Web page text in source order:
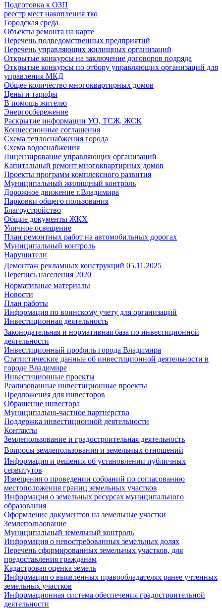
Подготовка к ОЗП
реестр мест накопления тко
Городская среда
Объекты ремонта на карте
Перечень подведомственных предприятий
Перечень управляющих жилищных организаций
Открытые конкурсы на заключение договоров подряда
Открытые конкурсы по отбору управляющих организаций для
управления МКД
Общее количество многоквартирных домов
Цены и тарифы
В помощь жителю
Энергосбережение
Раскрытие информации УО, ТСЖ, ЖСК
Концессионные соглашения
Схема теплоснабжения города
Схема водоснабжения
Лицензирование управляющих организаций
Капитальный ремонт многоквартирных домов
Проекты программ комплексного развития
Муниципальный жилищный контроль
Дорожное движение г.Владимира
Парковки общего пользования
Благоустройство
Общие документы ЖКХ
Уличное освещение
План ремонтных работ на автомобильных дорогах
Муниципальный контроль
Нарушители
Демонтаж рекламных конструкций 05.11.2025
Перепись населения 2020
Нормативные материалы
Новости
План работы
Информация по воинскому учету для организаций
Инвестиционная деятельность
Законодательная и нормативная база по инвестиционной
деятельности
Инвестиционный профиль города Владимира
Статистические данные об инвестиционной деятельности в
городе Владимире
Инвестиционные проекты
Реализованные инвестиционные проекты
Предложения для инвесторов
Обращение инвестора
Муниципально-частное партнерство
Поддержка инвестиционной деятельности
Контакты
Землепользование и градостроительная деятельность
Вопросы землепользования и земельных отношений
Информация и решения об установлении публичных
сервитутов
Извещения о проведении собраний по согласованию
местоположения границ земельных участков
Информация о земельных ресурсах муниципального
образования
Оформление документов на земельные участки
Землепользование
Муниципальный земельный контроль
Информация о невостребованных земельных долях
Перечень сформированных земельных участков, для
предоставления гражданам
Кадастровая оценка земель
Информация о выявленных правообладателях ранее учтенных
земельных участков
Информационная система обеспечения градостроительной
деятельности